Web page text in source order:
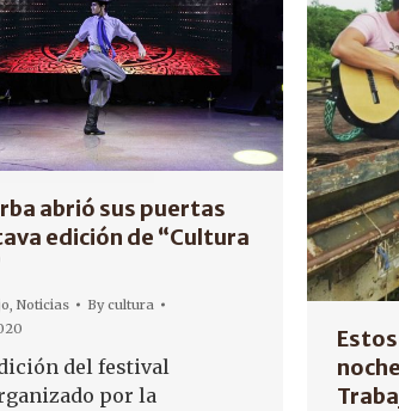
abrió sus puertas
edición de “Cultura
, Noticias Bycultura
del festival
por la